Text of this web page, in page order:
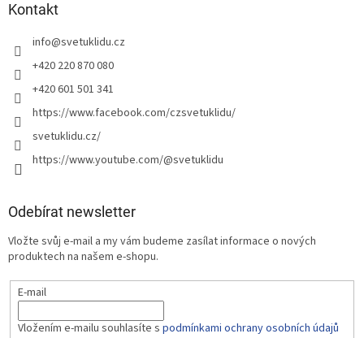
Kontakt
info@svetuklidu.cz
+420 220 870 080
+420 601 501 341
https://www.facebook.com/czsvetuklidu/
svetuklidu.cz/
https://www.youtube.com/@svetuklidu
Odebírat newsletter
Vložte svůj e-mail a my vám budeme zasílat informace o nových
produktech na našem e-shopu.
E-mail
Vložením e-mailu souhlasíte s podmínkami ochrany osobních údajů